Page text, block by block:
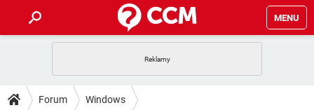
MENU
GRY
PORADY
Forum Windows